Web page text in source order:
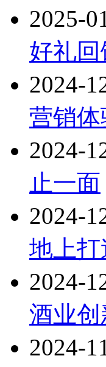
2025-
好礼
2024-
营销
2024-
止一面
2024-
地上
2024-
酒业
2024-